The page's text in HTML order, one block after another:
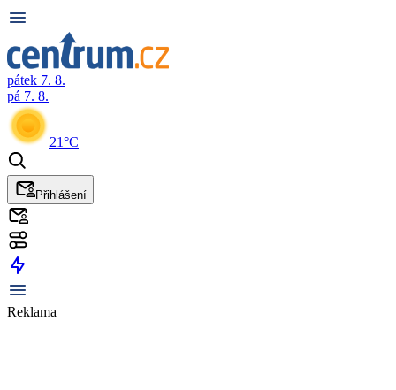
pátek 7. 8.
pá 7. 8.
21°C
Přihlášení
Reklama